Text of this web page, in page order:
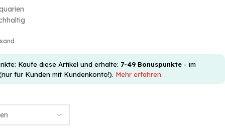
Kaufe diese Artikel und erhalte: 7-49 Bonuspunkte - im
für Kunden mit Kundenkonto!). Mehr erfahren.